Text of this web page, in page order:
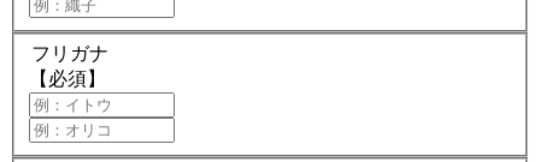
フリガナ
【必須】